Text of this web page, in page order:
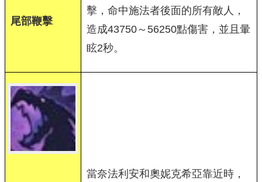
尾部鞭擊
擊，命中施法者後面的所有敵人，
造成43750～56250點傷害，並且暈
眩2秒。
當奈法利安和奧妮克希亞靠近時，